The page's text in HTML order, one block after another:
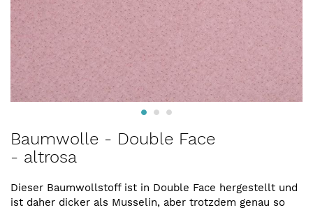
Anfang
der
springen
Baumwolle - Double Face
- altrosa
Dieser Baumwollstoff ist in Double Face hergestellt und
ist daher dicker als Musselin, aber trotzdem genau so